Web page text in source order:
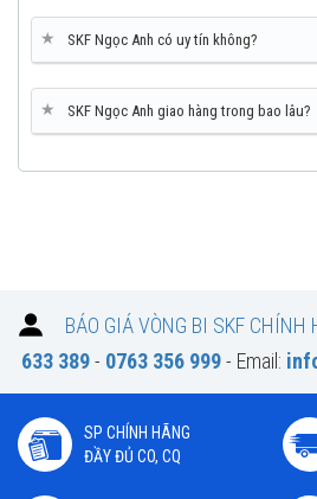
★ SKF Ngọc Anh có uy tín không?
★ SKF Ngọc Anh giao hàng trong bao lâu?
BÁO GIÁ VÒNG BI SKF CHÍNH
633 389- 0763 356 999- Email:
SP CHÍNH HÃNG
ĐẦY ĐỦ CO, CQ